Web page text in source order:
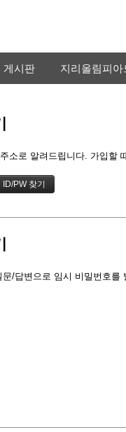
게시판 지리올림피아
소로 알려드립니다. 가입할
/답변으로 임시 비밀번호를